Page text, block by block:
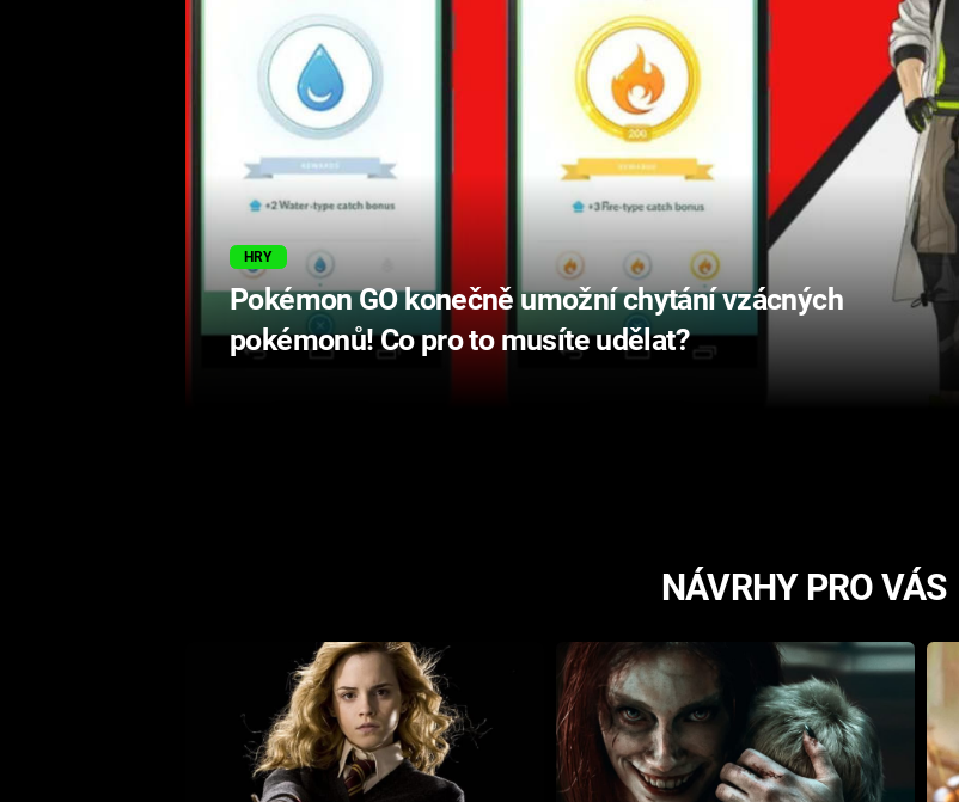
HRY
Pokémon GO konečně umožní chytání vzácných
pokémonů! Co pro to musíte udělat?
NÁVRHY PRO VÁS